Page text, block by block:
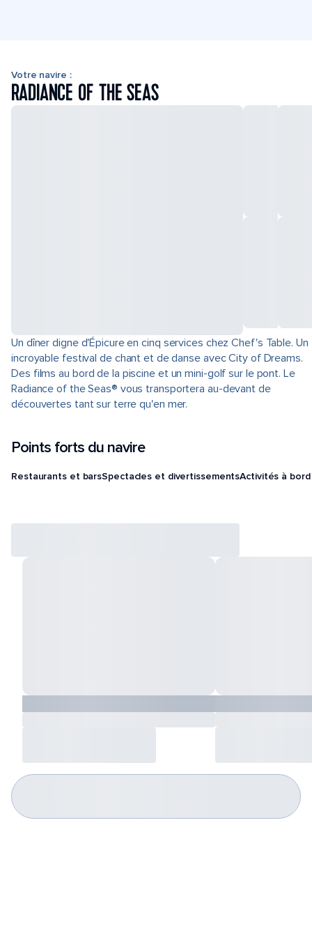
Votre navire :
RADIANCE OF THE SEAS
Un dîner digne d'Épicure en cinq services chez Chef's Table. Un
incroyable festival de chant et de danse avec City of Dreams.
Des films au bord de la piscine et un mini-golf sur le pont. Le
Radiance of the Seas® vous transportera au-devant de
découvertes tant sur terre qu'en mer.
Points forts du navire
Restaurants et barsSpectacles et divertissementsActivités à bord